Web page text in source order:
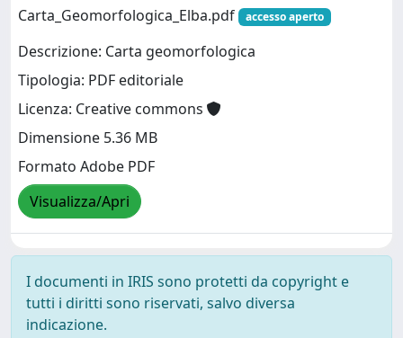
Carta_Geomorfologica_Elba.pdf
accesso aperto
Descrizione: Carta geomorfologica
Tipologia: PDF editoriale
Licenza: Creative commons
Dimensione 5.36 MB
Formato Adobe PDF
Visualizza/Apri
I documenti in IRIS sono protetti da copyright e
tutti i diritti sono riservati, salvo diversa
indicazione.